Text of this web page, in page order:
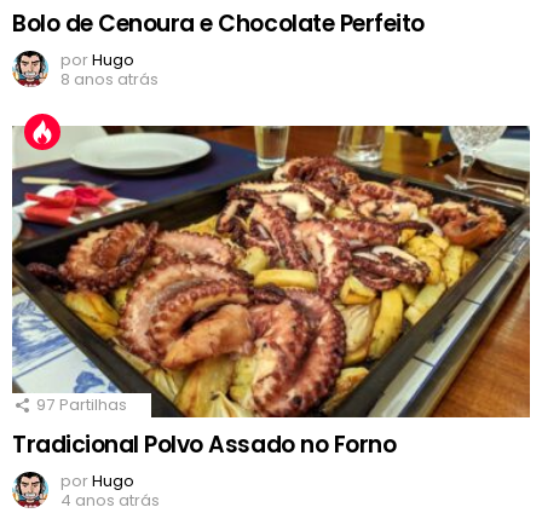
Bolo de Cenoura e Chocolate Perfeito
porHugo
8 anos atrás
97 Partilhas
Tradicional Polvo Assado no Forno
porHugo
4 anos atrás